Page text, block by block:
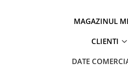
Casti Audio Blackview
Telefoane Mobile Fossibot
MAGAZINUL
CLIENTI
DATE